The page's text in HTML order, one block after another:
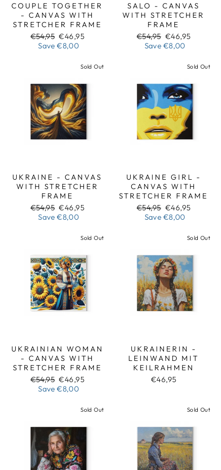
COUPLE TOGETHER
- CANVAS WITH
STRETCHER FRAME
Regular
price
€54,95 Sale
price
€46,95
Save€8,00
SALO - CANVAS
WITH STRETCHER
FRAME
Regular
price
€54,95 Sale
price
€46,95
Save €8,00
Sold Out
UKRAINE - CANVAS
WITH STRETCHER
FRAME
Regular
price
€54,95 Sale
price
€46,95
Save€8,00
Sold Out
UKRAINE GIRL -
CANVAS WITH
STRETCHER FRAME
Regular
price
€54,95 Sale
price
€46,95
Save €8,00
Sold Out
UKRAINIAN WOMAN
- CANVAS WITH
STRETCHER FRAME
Regular
price
€54,95 Sale
price
€46,95
Save€8,00
Sold Out
UKRAINERIN -
LEINWAND MIT
KEILRAHMEN
€46,95
Sold Out Sold Out